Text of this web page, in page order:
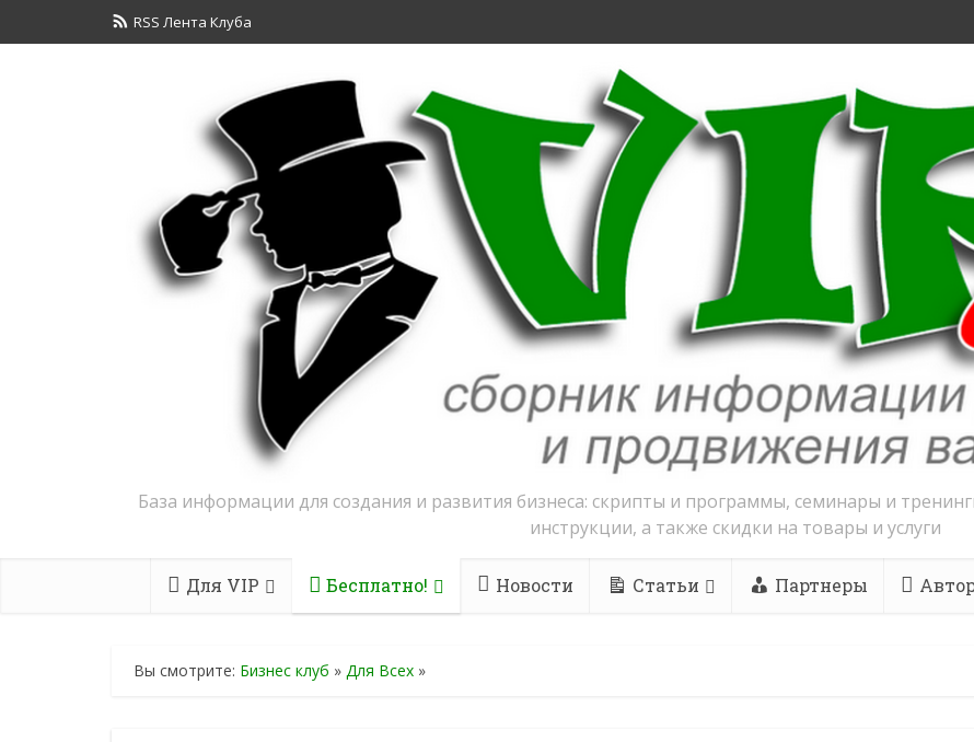
RSS Лента Клуба
База информации для создания и развития бизнеса: скрипты и программы, семинары и
инструкции, а также скидки на товары и услуги
Для VIP Бесплатно! Новости Статьи Партнеры
Вы смотрите: Бизнес клуб » Для Всех »